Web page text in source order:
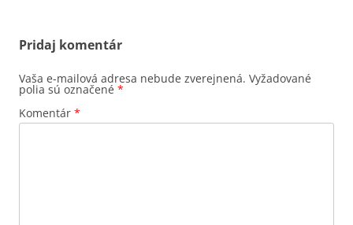
Pridaj komentár
Vaša e-mailová adresa nebude zverejnená. Vyžadované
polia sú označené *
Komentár *